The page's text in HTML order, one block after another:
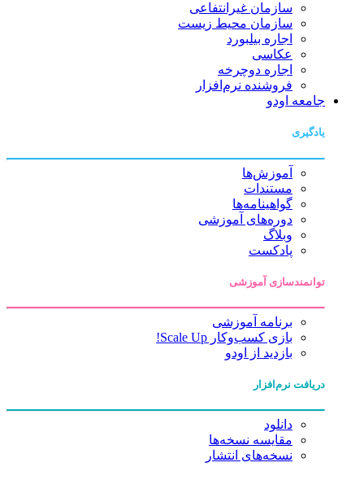
سازمان غیرانتفاعی
سازمان محیط زیست
اجاره بیلبورد
عکاسی
اجاره دوچرخه
فروشنده نرم‌افزار
جامعه اودو
یادگیری
آموزش‌ها
مستندات
گواهینامه‌ها
دوره‌های آموزشی
وبلاگ
پادکست
توانمندسازی آموزشی
برنامه آموزشی
بازی کسب‌وکار Scale Up!
بازدید از اودو
دریافت نرم‌افزار
دانلود
مقایسه نسخه‌ها
نسخه‌های انتشار